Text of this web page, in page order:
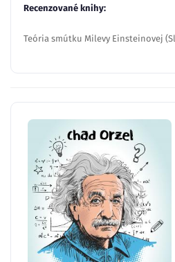
Recenzované knihy:
Teória smútku Milevy Einsteinovej